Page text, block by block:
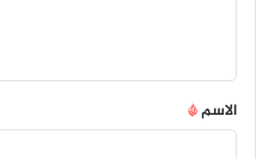
*
الاسم*